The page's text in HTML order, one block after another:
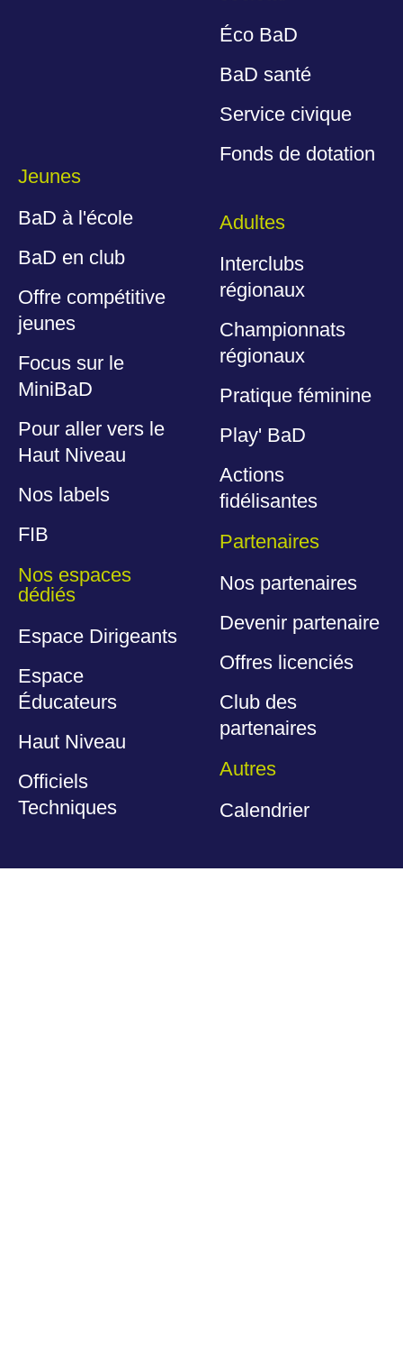
Éco BaD
BaD santé
Service civique
Fonds de dotation
Jeunes
BaD à l'école
BaD en club
Offre compétitive
jeunes
Focus sur le
MiniBaD
Pour aller vers le
Haut Niveau
Nos labels
FIB
Nos espaces
dédiés
Espace Dirigeants
Espace
Éducateurs
Haut Niveau
Officiels
Techniques
Adultes
Interclubs
régionaux
Championnats
régionaux
Pratique féminine
Play' BaD
Actions
fidélisantes
Partenaires
Nos partenaires
Devenir partenaire
Offres licenciés
Club des
partenaires
Autres
Calendrier